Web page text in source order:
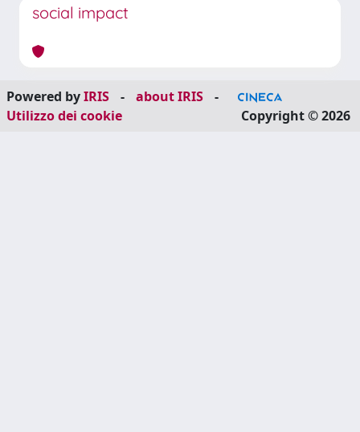
social impact
Powered byIRIS - about IRIS
-
Utilizzo dei cookie
Copyright © 2026